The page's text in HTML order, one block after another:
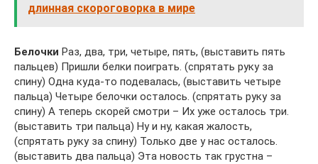
длинная скороговорка в мире
Белочки Раз, два, три, четыре, пять, (выставить пять
пальцев) Пришли белки поиграть. (спрятать руку за
спину) Одна куда-то подевалась, (выставить четыре
пальца) Четыре белочки осталось. (спрятать руку за
спину) А теперь скорей смотри – Их уже осталось три.
(выставить три пальца) Ну и ну, какая жалость,
(спрятать руку за спину) Только две у нас осталось.
(выставить два пальца) Эта новость так грустна –